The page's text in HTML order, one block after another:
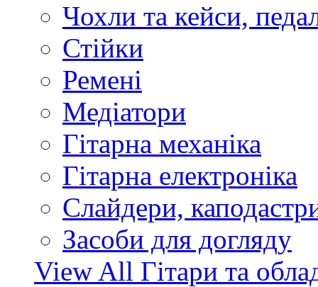
Чохли та кейси,
Стійки
Ремені
Медіатори
Гітарна механіка
Гітарна електроніка
Слайдери,
Засоби для догляду
View All Гітари та